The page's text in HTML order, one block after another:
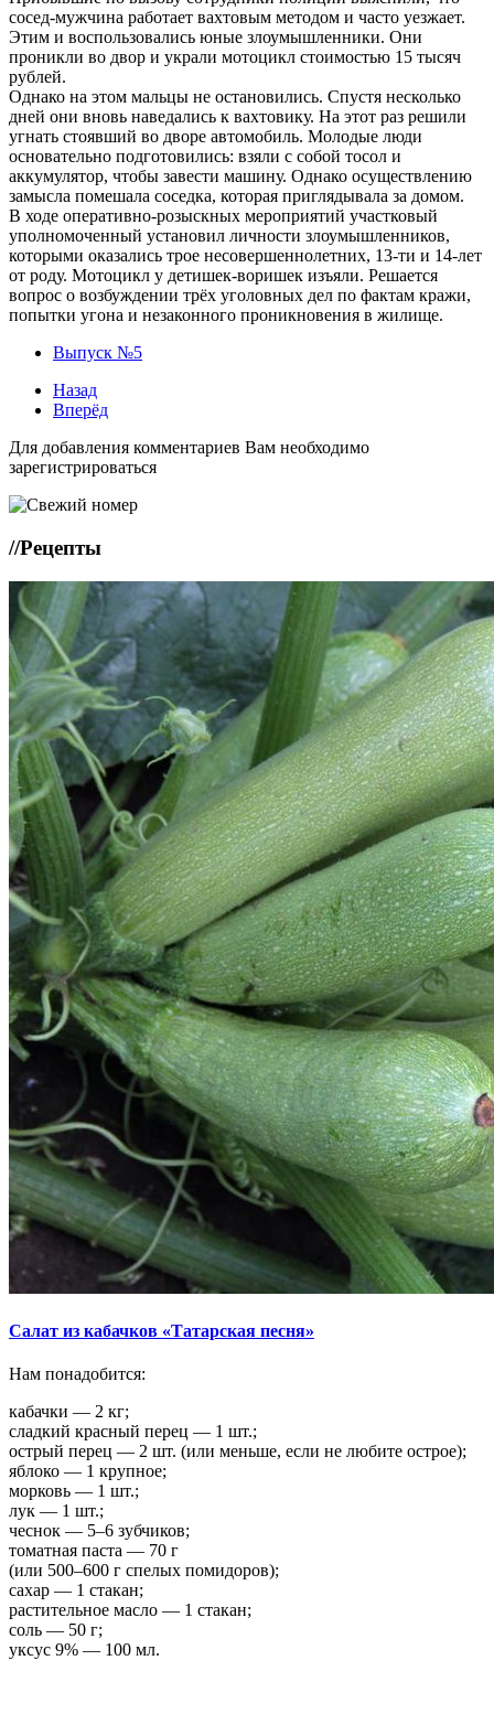
сосед-мужчина работает вахтовым методом и часто уезжает.
Этим и воспользовались юные злоумышленники. Они
проникли во двор и украли мотоцикл стоимостью 15 тысяч
рублей.
Однако на этом мальцы не остановились. Спустя несколько
дней они вновь наведались к вахтовику. На этот раз решили
угнать стоявший во дворе автомобиль. Молодые люди
основательно подготовились: взяли с собой тосол и
аккумулятор, чтобы завести машину. Однако осуществлению
замысла помешала соседка, которая приглядывала за домом.
В ходе оперативно-розыскных мероприятий участковый
уполномоченный установил личности злоумышленников,
которыми оказались трое несовершеннолетних, 13-ти и 14-лет
от роду. Мотоцикл у детишек-воришек изъяли. Решается
вопрос о возбуждении трёх уголовных дел по фактам кражи,
попытки угона и незаконного проникновения в жилище.
Выпуск №5
Назад
Вперёд
Для добавления комментариев Вам необходимо
зарегистрироваться
//Рецепты
Салат из кабачков «Татарская песня»
Нам понадобится:
кабачки — 2 кг;
сладкий красный перец — 1 шт.;
острый перец — 2 шт. (или меньше, если не любите острое);
яблоко — 1 крупное;
морковь — 1 шт.;
лук — 1 шт.;
чеснок — 5–6 зубчиков;
томатная паста — 70 г
(или 500–600 г спелых помидоров);
сахар — 1 стакан;
растительное масло — 1 стакан;
соль — 50 г;
уксус 9% — 100 мл.